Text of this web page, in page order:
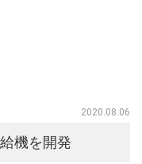
2020.08.06
機を開発